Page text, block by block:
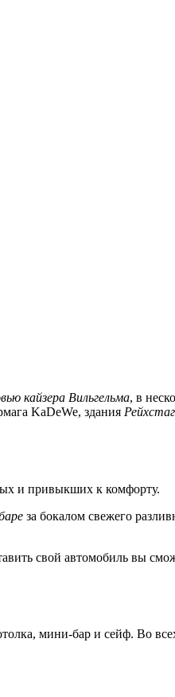
кайзера Вильгельма, в
KaDeWe, здания
и привыкших к комфорту.
за бокалом свежего
свой автомобиль вы
мини-бар и сейф. Во